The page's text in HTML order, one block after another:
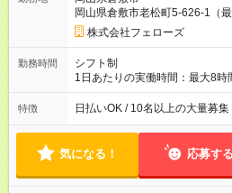
ので、お気軽にご相談ください！ ※2ヶ月の試用期間があ
す。その間の給与・待遇に変更はありませ
用期間あり 試用期間の長さ：2
と同じです。
岡山県倉敷市老松町5-626-1（
株式会社フェローズ
勤務時間
シフト制
1日あたりの実働時間：最大8時
(1) 10:00～19:00 (2) 11:00～
いずれも実働8時間・休憩1時間
たい」などあれば相談に応じま
特徴 日払いOK / 10名以上の大量募集
気になる！ 応募する